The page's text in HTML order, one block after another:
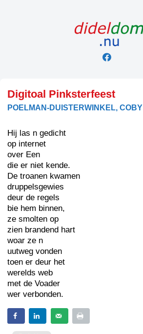
Digitoal Pinksterfeest
POELMAN-DUISTERWINKEL, COBY
Hij las n gedicht
op internet
over Een
die er niet kende.
De troanen kwamen
druppelsgewies
deur de regels
bie hem binnen,
ze smolten op
zien brandend hart
woar ze n
uutweg vonden
toen er deur het
werelds web
met de Voader
wer verbonden.